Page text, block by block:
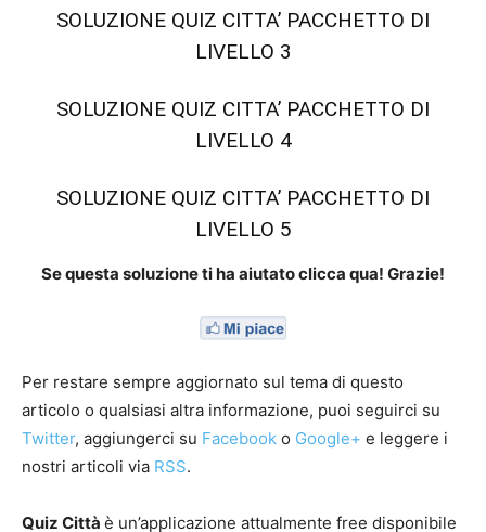
SOLUZIONE QUIZ CITTA’ PACCHETTO DI
LIVELLO 3
SOLUZIONE QUIZ CITTA’ PACCHETTO DI
LIVELLO 4
SOLUZIONE QUIZ CITTA’ PACCHETTO DI
LIVELLO 5
Se questa soluzione ti ha aiutato clicca qua! Grazie!
Per restare sempre aggiornato sul tema di questo
articolo o qualsiasi altra informazione, puoi seguirci su
Twitter, aggiungerci su Facebook o Google+ e leggere i
nostri articoli via RSS.
Quiz Città è un’applicazione attualmente free disponibile